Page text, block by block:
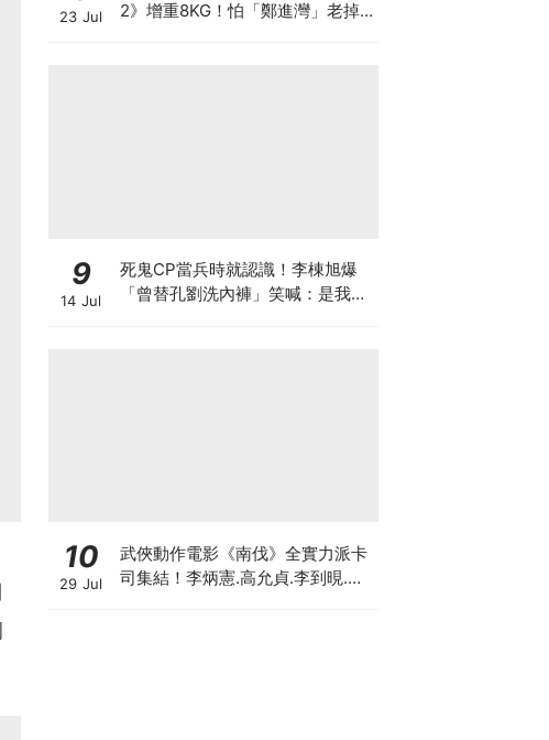
23 Jul
2》增重8KG！怕「鄭進灣」老掉
9
14 Jul
死鬼CP當兵時就認識！李棟旭爆
「曾替孔劉洗內褲」笑喊：是我把
10
29 Jul
武俠動作電影《南伐》全實力派卡
司集結！李炳憲.高允貞.李到晛.朴